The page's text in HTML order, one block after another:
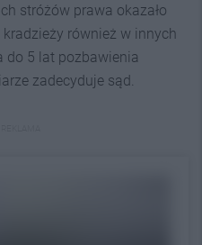
stróżów prawa okazało
również w innych
do 5 lat pozbawienia
zadecyduje sąd.